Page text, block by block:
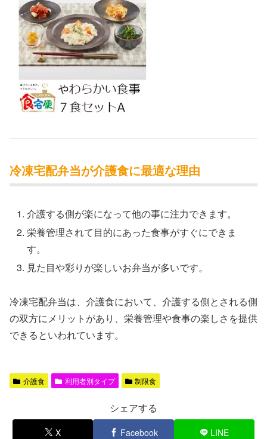
冷凍宅配弁当が介護食に最適な理由
介護する側が楽になって他の事に注力できます。
栄養管理されて目的にあった食事がすぐにできま
す。
見た目や彩りが楽しいお弁当が多いです。
冷凍宅配弁当は、介護食において、介護する側とされる側
の双方にメリットがあり、栄養管理や食事の楽しさを提供
できるといわれています。
介護食 利用者別タイプ 制限食
シェアする
X Facebook LINE